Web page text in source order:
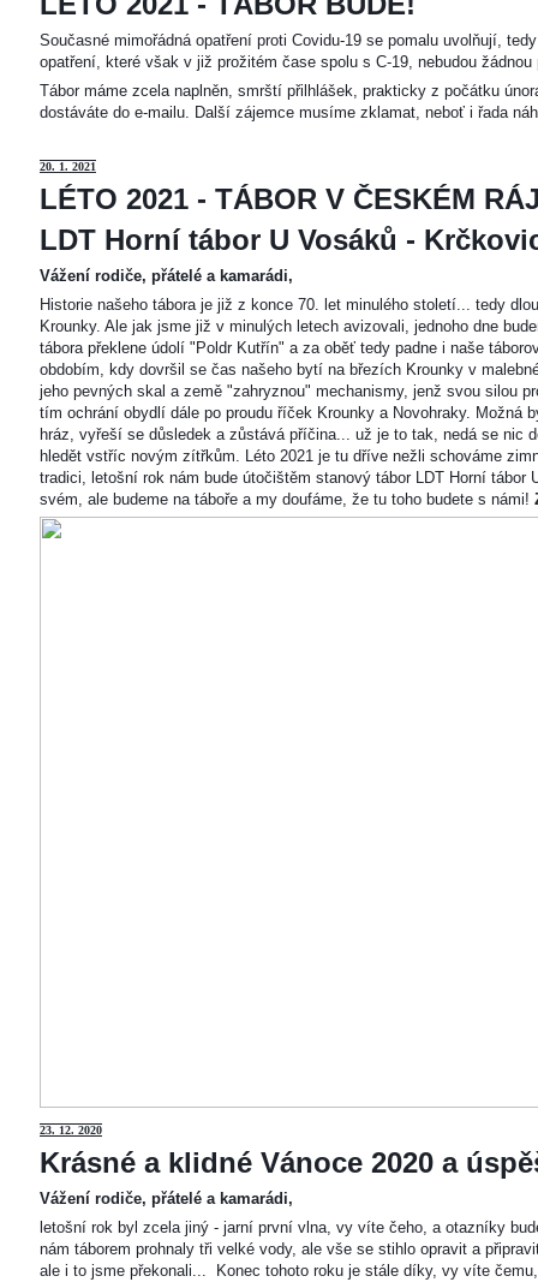
Současné mimořádná opatření proti Covidu-19 se pomalu uvolňují,
opatření, které však v již prožitém čase spolu s C-19, nebudou žádnou
Tábor máme zcela naplněn, smrští přilhlášek, prakticky z počátku
dostáváte do e-mailu. Další zájemce musíme zklamat, neboť i řada
20. 1. 2021
LÉTO 2021 - TÁBOR V ČESKÉM
LDT Horní tábor U Vosáků -
Vážení rodiče, přátelé a kamarádi,
Historie našeho tábora je již z konce 70. let minulého století... tedy
Krounky. Ale jak jsme již v minulých letech avizovali, jednoho dne
tábora překlene údolí "Poldr Kutřín" a za oběť tedy padne i naše
obdobím, kdy dovršil se čas našeho bytí na březích Krounky v
jeho pevných skal a země "zahryznou" mechanismy, jenž svou silou
tím ochrání obydlí dále po proudu říček Krounky a Novohraky. Možná
hráz, vyřeší se důsledek a zůstává příčina... už je to tak, nedá se nic
hledět vstříc novým zítřkům. Léto 2021 je tu dříve nežli schováme
tradici, letošní rok nám bude útočištěm stanový tábor LDT Horní tábor
svém, ale budeme na táboře a my doufáme, že tu toho budete s námi!
23. 12. 2020
Krásné a klidné Vánoce 2020 a
Vážení rodiče, přátelé a kamarádi,
letošní rok byl zcela jiný - jarní první vlna, vy víte čeho, a otazníky
nám táborem prohnaly tři velké vody, ale vše se stihlo opravit a
ale i to jsme překonali... Konec tohoto roku je stále díky, vy víte